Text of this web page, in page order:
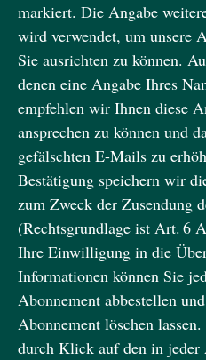
markiert. Die Angabe
wird verwendet, um unsere
Sie ausrichten zu können.
denen eine Angabe Ihres
empfehlen wir Ihnen diese
ansprechen zu können und
gefälschten E-Mails zu
Bestätigung speichern wir
zum Zweck der Zusendung
(Rechtsgrundlage ist Art. 6
Ihre Einwilligung in die
Informationen können Sie
Abonnement abbestellen
Abonnement löschen
durch Klick auf den in